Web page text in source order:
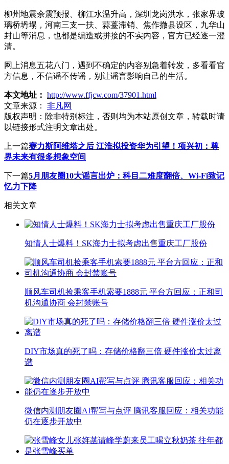
柳州地震余震预报、柳江水温升高，深圳龙岗洪水，张家界玻
璃桥坍塌，河南三支一扶、蒜薹滞销、焦作撤县设区，九华山
封山等消息，也都是编造或拼接的不实内容，官方已经逐一澄
清。
网上消息五花八门，遇到不确定的内容别急着转发，多看看官
方信息，不信谣不传谣，别让谣言影响自己的生活。
本文地址： http://www.ffjcw.com/37901.html
文章来源：
非凡网
版权声明： 除非特别标注，否则均为本站原创文章，转载时请
以链接形式注明文章出处。
上一篇赛力斯阿维塔之后 江淮拟投资华为引望！项兴初：尊
界未来有很多想象空间
下一篇5月朋友圈10大谣言出炉：科目二难度翻倍、Wi-Fi致记
忆力下降
相关文章
知情人士爆料！SK海力士拟考虑出售重庆工厂股份
顺风车司机捡乘客手机索要1888元 平台方回应：正和司
机沟通协商 会封禁账号
DIY市场真的死了吗：存储价格翻三倍 硬件涨价太过离
谱
微信内测朋友圈AI帮写与点评 腾讯客服回应：相关功能
仍在逐步开放中